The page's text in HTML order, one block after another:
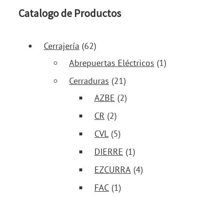
Catalogo de Productos
Cerrajería (62)
Abrepuertas Eléctricos (1)
Cerraduras (21)
AZBE (2)
CR (2)
CVL (5)
DIERRE (1)
EZCURRA (4)
FAC (1)